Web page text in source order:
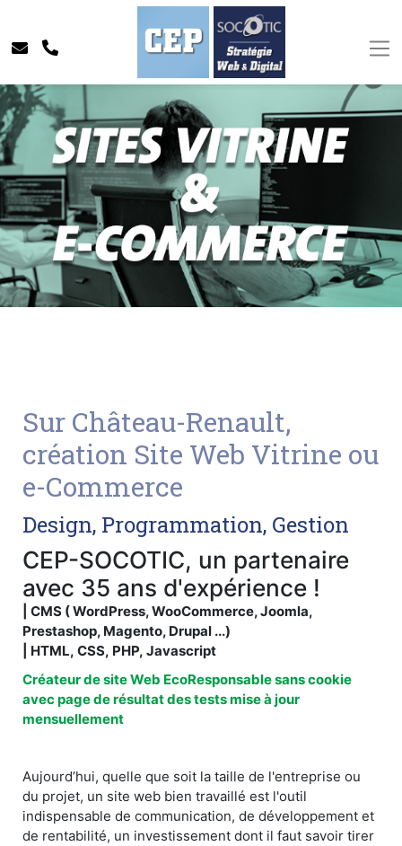
Sur Château-Renault,
création Site Web Vitrine ou
e-Commerce
Design, Programmation, Gestion
CEP-SOCOTIC, un partenaire
avec 35 ans d'expérience !
| CMS ( WordPress, WooCommerce, Joomla,
Prestashop, Magento, Drupal ...)
| HTML, CSS, PHP, Javascript
Créateur de site Web EcoResponsable sans cookie
avec page de résultat des tests mise à jour
mensuellement
Aujourd’hui, quelle que soit la taille de l'entreprise ou
du projet, un site web bien travaillé est l'outil
indispensable de communication, de développement et
de rentabilité, un investissement dont il faut savoir tirer